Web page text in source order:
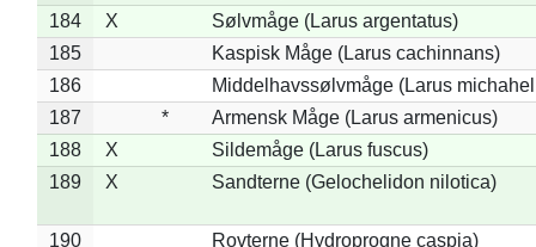
184
X
Sølvmåge (Larus argentatus)
185
Kaspisk Måge (Larus cachinnans)
186
Middelhavssølvmåge (Larus
187
*
Armensk Måge (Larus armenicus)
188
X
Sildemåge (Larus fuscus)
189
X Sandterne (Gelochelidon nilotica)
190
Rovterne (Hydroprogne caspia)